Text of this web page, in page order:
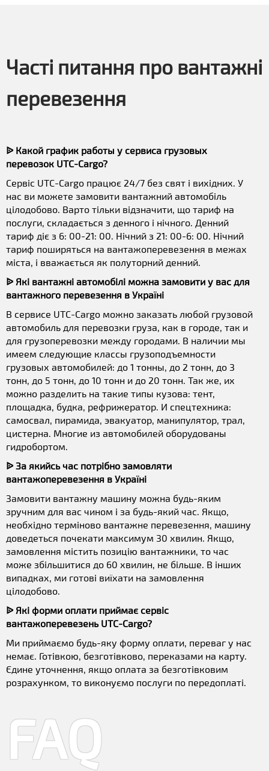
Часті питання про вантажні
перевезення
ᐉ Какой график работы у сервиса грузовых
перевозок UTC-Cargo?
Сервіс UTC-Cargo працює 24/7 без свят і вихідних. У
нас ви можете замовити вантажний автомобіль
цілодобово. Варто тільки відзначити, що тариф на
послуги, складається з денного і нічного. Денний
тариф діє з 6: 00-21: 00. Нічний з 21: 00-6: 00. Нічний
тариф поширяться на вантажоперевезення в межах
міста, і вважається як полуторний денний.
ᐉ Які вантажні автомобілі можна замовити у вас для
вантажного перевезення в Україні
В сервисе UTC-Cargo можно заказать любой грузовой
автомобиль для перевозки груза, как в городе, так и
для грузоперевозки между городами. В наличии мы
имеем следующие классы грузоподъемности
грузовых автомобилей: до 1 тонны, до 2 тонн, до 3
тонн, до 5 тонн, до 10 тонн и до 20 тонн. Так же, их
можно разделить на такие типы кузова: тент,
площадка, будка, рефрижератор. И спецтехника:
самосвал, пирамида, эвакуатор, манипулятор, трал,
цистерна. Многие из автомобилей оборудованы
гидробортом.
ᐉ За якийсь час потрібно замовляти
вантажоперевезення в Україні
Замовити вантажну машину можна будь-яким
зручним для вас чином і за будь-який час. Якщо,
необхідно терміново вантажне перевезення, машину
доведеться почекати максимум 30 хвилин. Якщо,
замовлення містить позицію вантажники, то час
може збільшитися до 60 хвилин, не більше. В інших
випадках, ми готові виїхати на замовлення
цілодобово.
ᐉ Які форми оплати приймає сервіс
вантажоперевезень UTC-Cargo?
Ми приймаємо будь-яку форму оплати, переваг у нас
немає. Готівкою, безготівково, переказами на карту.
Єдине уточнення, якщо оплата за безготівковим
розрахунком, то виконуємо послуги по передоплаті.
FAQ